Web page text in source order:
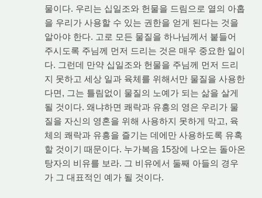
물이다. 우리는 십일조와 헌물을 드림으로 열의 아홉
을 우리가 사용할 수 있는 권한을 얻게 된다는 것을
알아야 한다. 고로 모든 물질을 하나님께서 붙들어
주시도록 주님께 먼저 드리는 것은 매우 중요한 일이
다. 그런데 만약 십일조와 헌물을 주님께 먼저 드리
지 못하고 세상 일과 육체를 위해서만 물질을 사용한
다면, 그는 틀림없이 물질의 노예가 되는 삶을 살게
될 것이다. 왜냐하면 쾌락과 유흥의 영은 우리가 물
질을 자신의 영혼을 위해 사용하지 못하게 막고, 육
체의 쾌락과 유흥을 즐기는 데에만 사용하도록 유혹
할 것이기 때문이다. 누가복음 15장에 나오는 돌아온
탕자의 비유를 보라. 그 비유에서 둘째 아들의 경우
가 그 대표적인 예가 될 것이다.